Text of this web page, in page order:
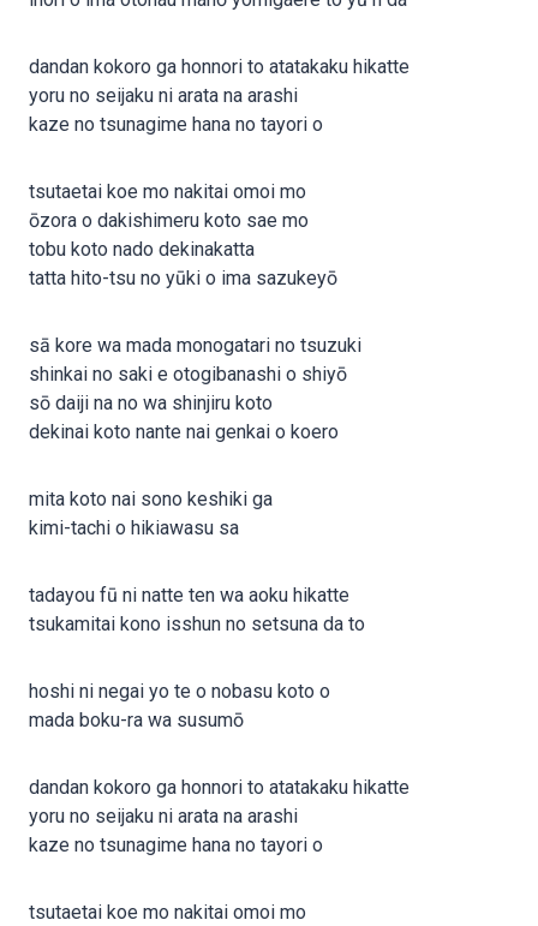
dandan kokoro ga honnori to atatakaku hikatte
yoru no seijaku ni arata na arashi
kaze no tsunagime hana no tayori o
tsutaetai koe mo nakitai omoi mo
ōzora o dakishimeru koto sae mo
tobu koto nado dekinakatta
tatta hito-tsu no yūki o ima sazukeyō
sā kore wa mada monogatari no tsuzuki
shinkai no saki e otogibanashi o shiyō
sō daiji na no wa shinjiru koto
dekinai koto nante nai genkai o koero
mita koto nai sono keshiki ga
kimi-tachi o hikiawasu sa
tadayou fū ni natte ten wa aoku hikatte
tsukamitai kono isshun no setsuna da to
hoshi ni negai yo te o nobasu koto o
mada boku-ra wa susumō
dandan kokoro ga honnori to atatakaku hikatte
yoru no seijaku ni arata na arashi
kaze no tsunagime hana no tayori o
tsutaetai koe mo nakitai omoi mo